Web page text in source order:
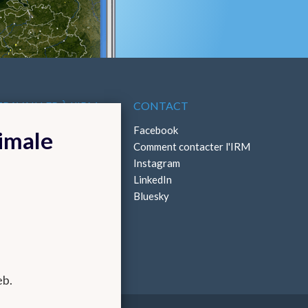
À L'IRM CONTACT
Facebook
Comment contacter l'IRM
Instagram
LinkedIn
Bluesky